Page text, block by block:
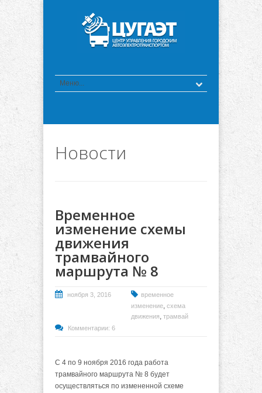
Новости
Временное
изменение схемы
движения
трамвайного
маршрута № 8
ноября 3, 2016
временное
изменение, схема
движения, трамвай
Комментарии: 6
С 4 по 9 ноября 2016 года работа
трамвайного маршрута № 8 будет
осуществляться по измененной схеме